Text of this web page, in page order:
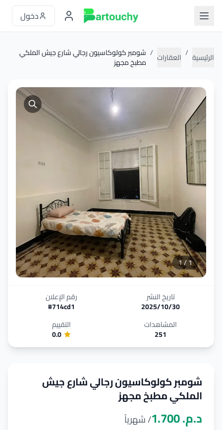
دخول
الرئيسية / العقارات / شومبر كولوكاسيون رجالي شارع جيش الملكي
مطبخ مجهز
1
/
1
تاريخ النشر
30‏/10‏/2025
رقم الإعلان
#714cd1
المشاهدات
251
التقييم
0.0
شومبر كولوكاسيون رجالي شارع جيش
الملكي مطبخ مجهز
د.م.‏ 1.700 / شهرياً